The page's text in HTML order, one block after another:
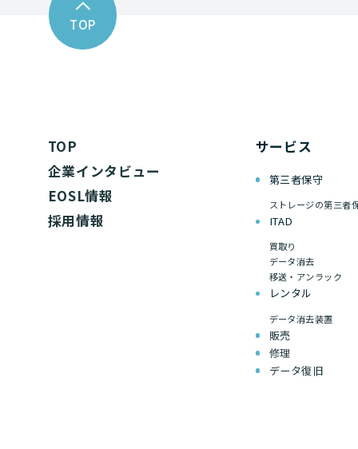
TOP
TOP
企業インタビュー
EOSL情報
採用情報
サービス
第三者保守
ストレージの第三者
ITAD
買取り
データ消去
移送・アンラック
レンタル
データ消去装置
販売
修理
データ復旧